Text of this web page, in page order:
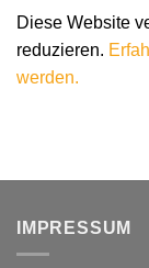
Diese Website
reduzieren.
werden.
IMPRESSUM